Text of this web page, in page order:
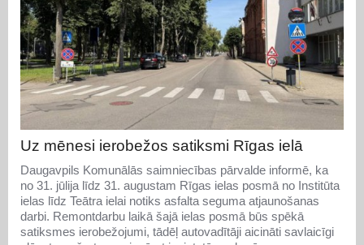
Uz mēnesi ierobežos satiksmi Rīgas ielā
Daugavpils Komunālās saimniecības pārvalde informē, ka
no 31. jūlija līdz 31. augustam Rīgas ielas posmā no Institūta
ielas līdz Teātra ielai notiks asfalta seguma atjaunošanas
darbi. Remontdarbu laikā šajā ielas posmā būs spēkā
satiksmes ierobežojumi, tādēļ autovadītāji aicināti savlaicīgi